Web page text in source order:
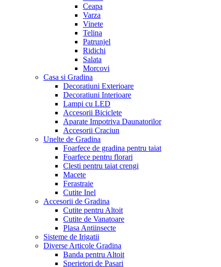
Ceapa
Varza
Vinete
Telina
Patrunjel
Ridichi
Salata
Morcovi
Casa si Gradina
Decoratiuni Exterioare
Decoratiuni Interioare
Lampi cu LED
Accesorii Biciclete
Aparate Impotriva Daunatorilor
Accesorii Craciun
Unelte de Gradina
Foarfece de gradina pentru taiat
Foarfece pentru florari
Clesti pentru taiat crengi
Macete
Ferastraie
Cutite Inel
Accesorii de Gradina
Cutite pentru Altoit
Cutite de Vanatoare
Plasa Antiinsecte
Sisteme de Irigatii
Diverse Articole Gradina
Banda pentru Altoit
Sperietori de Pasari